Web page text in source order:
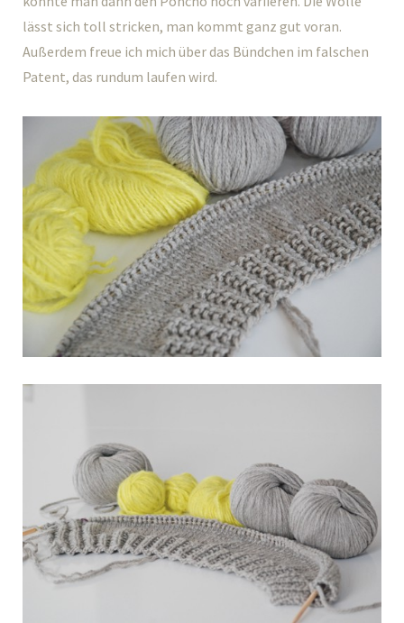
lässt sich toll stricken, man kommt ganz gut voran.
Außerdem freue ich mich über das Bündchen im falschen
Patent, das rundum laufen wird.